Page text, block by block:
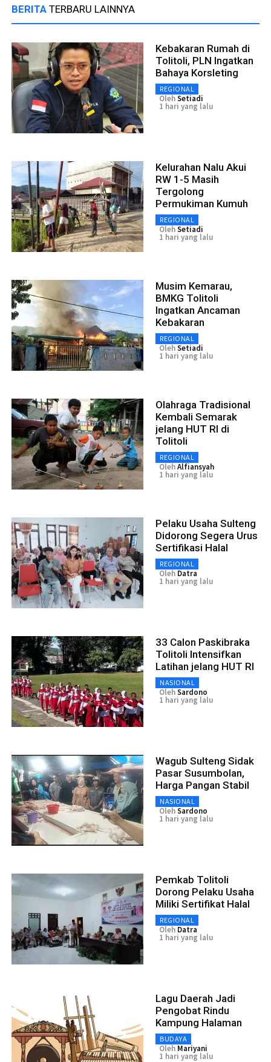
BERITA TERBARU LAINNYA
Kebakaran Rumah di
Tolitoli, PLN Ingatkan
Bahaya Korsleting
REGIONAL
OlehSetiadi
1 hari yang lalu
Kelurahan Nalu Akui
RW 1-5 Masih
Tergolong
Permukiman Kumuh
REGIONAL
OlehSetiadi
1 hari yang lalu
Musim Kemarau,
BMKG Tolitoli
Ingatkan Ancaman
Kebakaran
REGIONAL
OlehSetiadi
1 hari yang lalu
Olahraga Tradisional
Kembali Semarak
jelang HUT RI di
Tolitoli
REGIONAL
OlehAlfiansyah
1 hari yang lalu
Pelaku Usaha Sulteng
Didorong Segera Urus
Sertifikasi Halal
REGIONAL
Oleh Datra
1 hari yang lalu
33 Calon Paskibraka
Tolitoli Intensifkan
Latihan jelang HUT RI
NASIONAL
OlehSardono
1 hari yang lalu
Wagub Sulteng Sidak
Pasar Susumbolan,
Harga Pangan Stabil
NASIONAL
OlehSardono
1 hari yang lalu
Pemkab Tolitoli
Dorong Pelaku Usaha
Miliki Sertifikat Halal
REGIONAL
Oleh Datra
1 hari yang lalu
Lagu Daerah Jadi
Pengobat Rindu
Kampung Halaman
BUDAYA
Oleh Mariyani
1 hari yang lalu